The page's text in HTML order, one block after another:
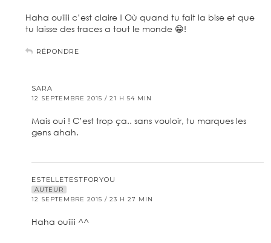
Haha ouiiii c’est claire ! Où quand tu fait la bise et que
tu laisse des traces a tout le monde 😁!
RÉPONDRE
SARA
12 SEPTEMBRE 2015 / 21 H 54 MIN
Mais oui ! C’est trop ça.. sans vouloir, tu marques les
gens ahah.
ESTELLETESTFORYOU
AUTEUR
12 SEPTEMBRE 2015 / 23 H 27 MIN
Haha ouiiii ^^